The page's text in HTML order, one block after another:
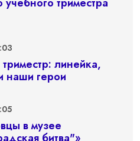
линейка,
наши герои
в музее